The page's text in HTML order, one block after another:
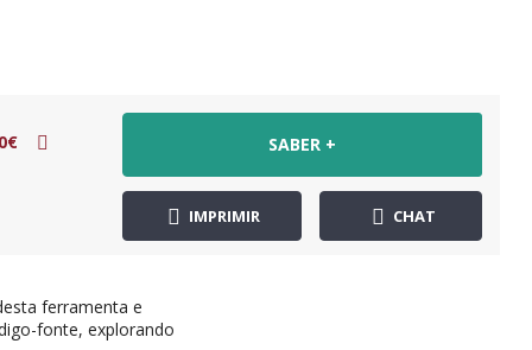
SABER +
IMPRIMIR CHAT
ferramenta e
fonte, explorando